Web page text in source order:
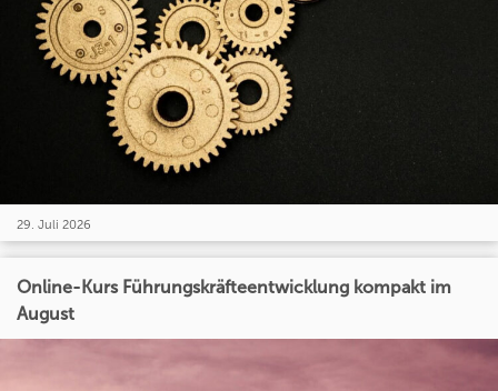
29. Juli 2026
Online-Kurs Führungskräfteentwicklung kompakt im
August